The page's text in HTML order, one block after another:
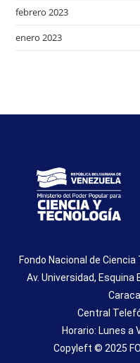
febrero 2023
enero 2023
Fondo Nacional de
Av. Universidad, Esquina
Central
Horario: Lunes a
Copyleft © 2025